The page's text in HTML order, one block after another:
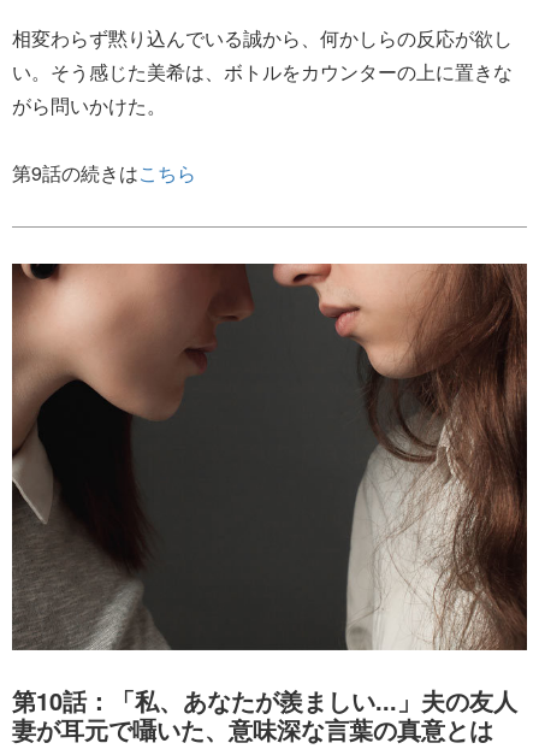
相変わらず黙り込んでいる誠から、何かしらの反応が欲し
い。そう感じた美希は、ボトルをカウンターの上に置きな
がら問いかけた。
第9話の続きはこちら
第10話：「私、あなたが羨ましい...」夫の友人
妻が耳元で囁いた、意味深な言葉の真意とは